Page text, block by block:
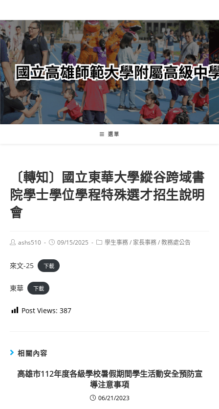
轉
至
主
內
容
選單
〔轉知〕國立東華大學縱谷跨域書
院學士學位學程特殊選才招生說明
會
Postashs510
Post09/15/2025
Post學生事務/ 家長事務/教務處公告
來文-25 下載
東華 下載
Post Views: 387
相關內容
高雄市112年度各級學校暑假期間學生活動安全預防宣
導注意事項
06/21/2023